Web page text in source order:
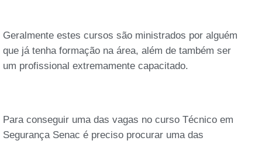
Geralmente estes cursos são ministrados por alguém
que já tenha formação na área, além de também ser
um profissional extremamente capacitado.
Para conseguir uma das vagas no curso Técnico em
Segurança Senac é preciso procurar uma das